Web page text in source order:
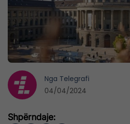
Nga Telegrafi
04/04/2024